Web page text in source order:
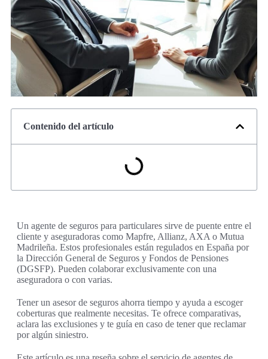
Contenido del artículo
Un agente de seguros para particulares sirve de puente entre el
cliente y aseguradoras como Mapfre, Allianz, AXA o Mutua
Madrileña. Estos profesionales están regulados en España por
la Dirección General de Seguros y Fondos de Pensiones
(DGSFP). Pueden colaborar exclusivamente con una
aseguradora o con varias.
Tener un asesor de seguros ahorra tiempo y ayuda a escoger
coberturas que realmente necesitas. Te ofrece comparativas,
aclara las exclusiones y te guía en caso de tener que reclamar
por algún siniestro.